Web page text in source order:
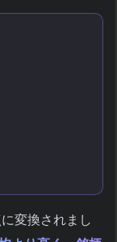
変換されまし